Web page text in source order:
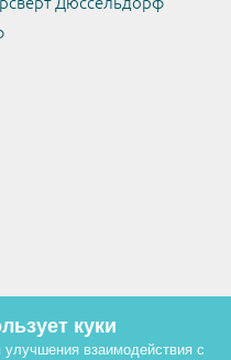
куки
улучшения взаимодействия с